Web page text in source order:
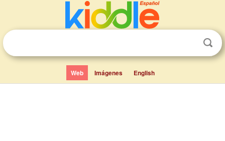
Web Imágenes English